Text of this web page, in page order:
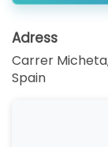
Adress
Carrer
Spain